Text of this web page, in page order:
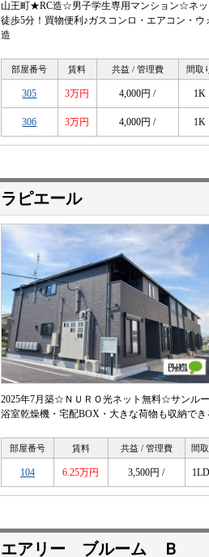
山王町★RC造☆男子学生専用マンション☆ネッ
徒歩5分！買物便利♪ガスコンロ・エアコン・
造
部屋番号 賃料 共益 / 管理費 間取
305 3万円 4,000円 / 1K
306 3万円 4,000円 / 1K
ラピエール
2025年7月築☆ＮＵＲＯ光ネット無料☆サンル
浴室乾燥機・宅配BOX・大きな荷物も収納で
部屋番号 賃料 共益 / 管理費 間
104 6.25万円 3,500円 /
エアリー ブルーム Ｂ